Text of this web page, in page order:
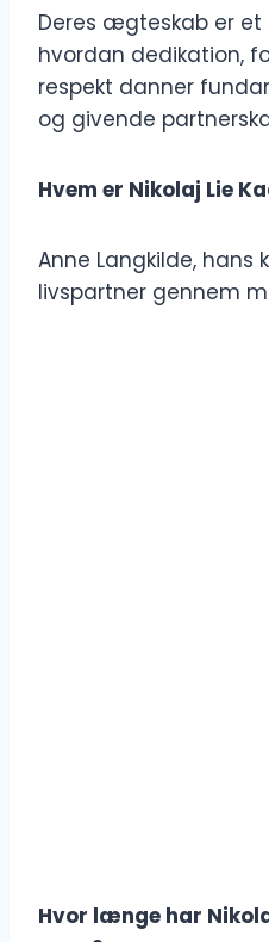
Deres ægteskab er et
hvordan dedikation,
respekt danner
og givende
Hvem er Nikolaj Lie
Anne Langkilde, hans
livspartner gennem
Hvor længe har